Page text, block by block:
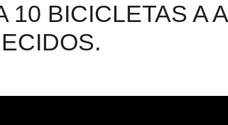
10 BICICLETAS A